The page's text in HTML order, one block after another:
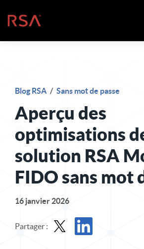
Accueil
Blog RSA / Sans mot de passe
Aperçu des
optimisations
solution RSA
FIDO sans mot
16 janvier 2026
Partager :